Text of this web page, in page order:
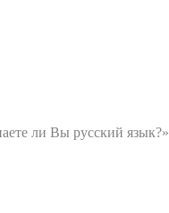
ли Вы русский язык?»